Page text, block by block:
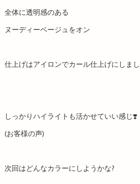
全体に透明感のある
ヌーディーベージュをオン
仕上げはアイロンでカール仕上げにしまし
しっかりハイライトも活かせていい感じ❣️
(お客様の声)
次回はどんなカラーにしようかな?